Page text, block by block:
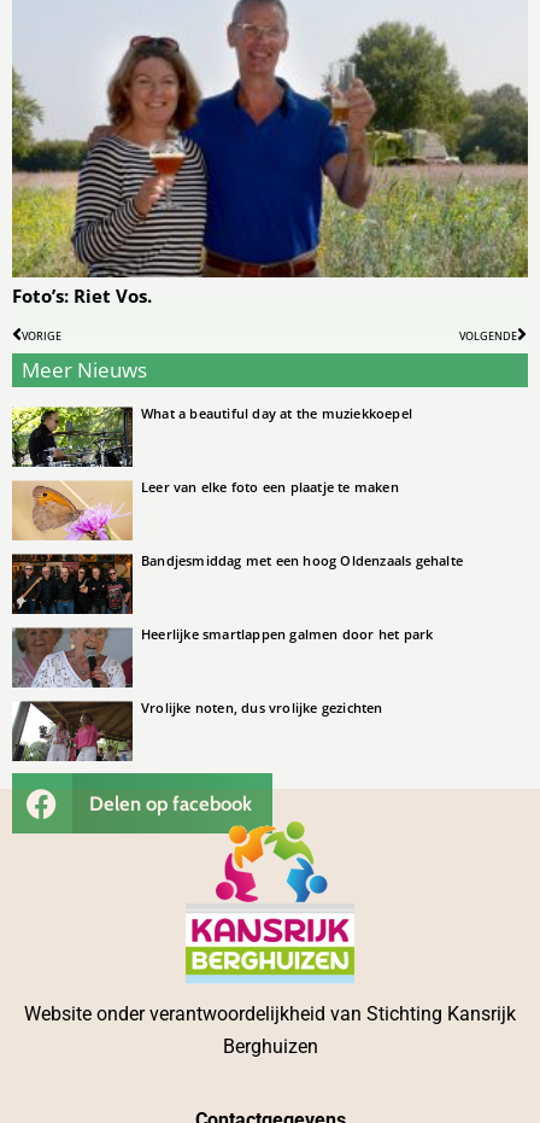
Foto’s: Riet Vos.
VORIGE VOLGENDE
Meer Nieuws
What a beautiful day at the muziekkoepel
Leer van elke foto een plaatje te maken
Bandjesmiddag met een hoog Oldenzaals gehalte
Heerlijke smartlappen galmen door het park
Vrolijke noten, dus vrolijke gezichten
Delen op facebook
Website onder verantwoordelijkheid van Stichting Kansrijk
Berghuizen